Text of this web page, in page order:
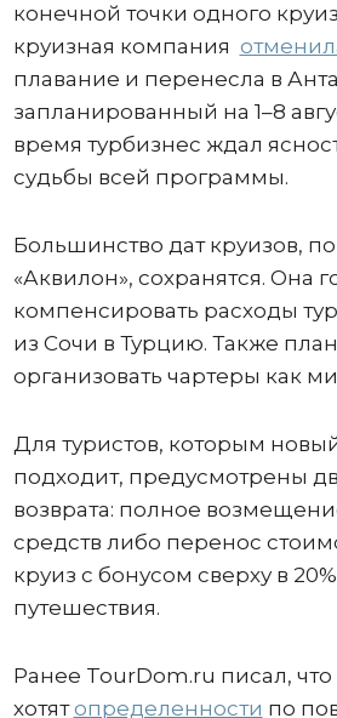
конечной точки одного
круизная компания
плавание и перенесла в
запланированный на 1–8
время турбизнес ждал
судьбы всей программы.
Большинство дат круизов,
«Аквилон», сохранятся. Она
компенсировать расходы
из Сочи в Турцию. Также
организовать чартеры как
Для туристов, которым
подходит, предусмотрены
возврата: полное
средств либо перенос
круиз с бонусом сверху в
путешествия.
Ранее TourDom.ru писал, что
хотятопределенности по